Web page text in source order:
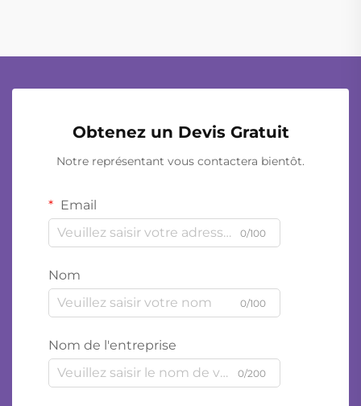
Obtenez un Devis Gratuit
Notre représentant vous contactera bientôt.
Email
0/100
Nom
0/100
Nom de l'entreprise
0/200